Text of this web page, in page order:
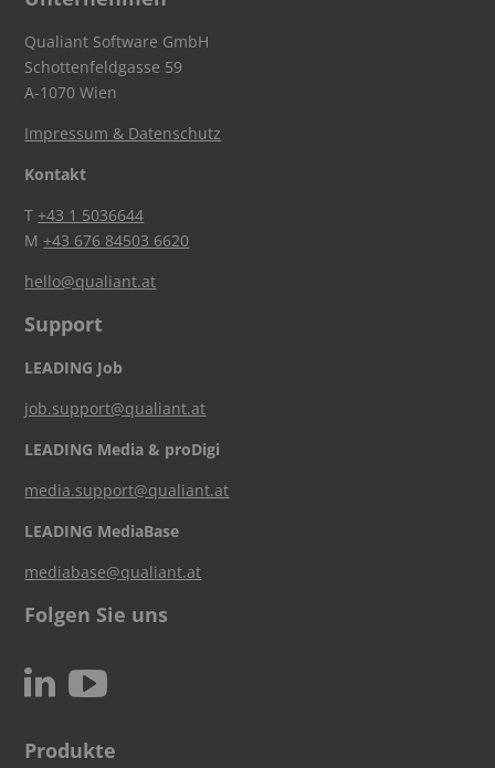
Qualiant Software GmbH
Schottenfeldgasse 59
A-1070 Wien
Impressum & Datenschutz
Kontakt
T+43 1 5036644
M+43 676 84503 6620
hello@qualiant.at
Support
LEADING Job
job.support@qualiant.at
LEADING Media & proDigi
media.support@qualiant.at
LEADING MediaBase
mediabase@qualiant.at
Folgen Sie uns
N c
Produkte